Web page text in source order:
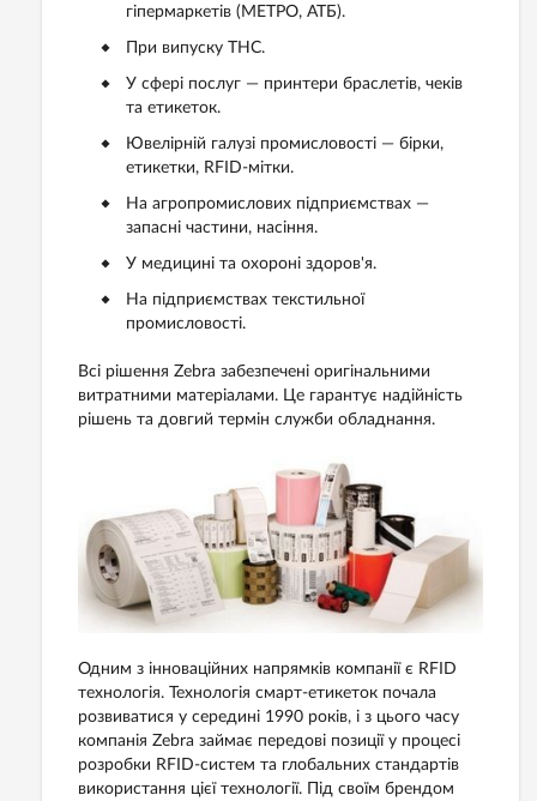
гіпермаркетів (МЕТРО, АТБ).
При випуску ТНС.
У сфері послуг — принтери браслетів, чеків
та етикеток.
Ювелірній галузі промисловості — бірки,
етикетки, RFID-мітки.
На агропромислових підприємствах —
запасні частини, насіння.
У медицині та охороні здоров'я.
На підприємствах текстильної
промисловості.
Всі рішення Zebra забезпечені оригінальними
витратними матеріалами. Це гарантує надійність
рішень та довгий термін служби обладнання.
Одним з інноваційних напрямків компанії є RFID
технологія. Технологія смарт-етикеток почала
розвиватися у середині 1990 років, і з цього часу
компанія Zebra займає передові позиції у процесі
розробки RFID-систем та глобальних стандартів
використання цієї технології. Під своїм брендом